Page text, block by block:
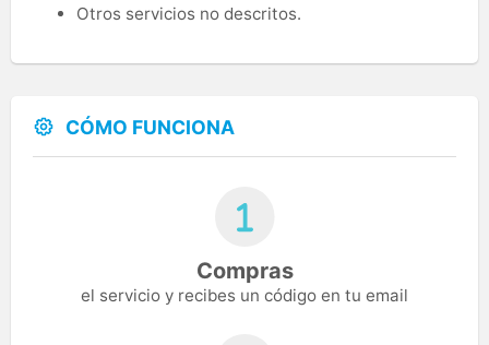
Otros servicios no descritos.
CÓMO FUNCIONA
Compras
el servicio y recibes un código en tu email